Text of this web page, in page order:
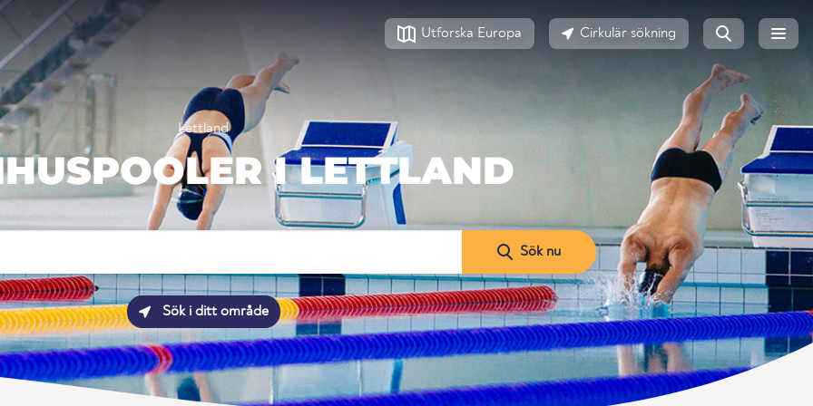
Utforska Europa Cirkulär sökning
Lettland
I LETTLAND
Sök nu
Sök i ditt område